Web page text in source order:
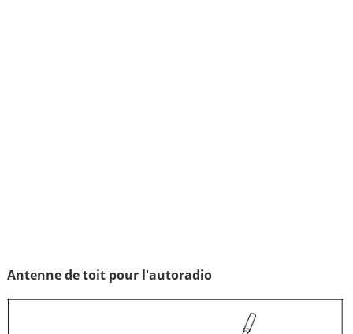
Antenne de toit pour l'autoradio